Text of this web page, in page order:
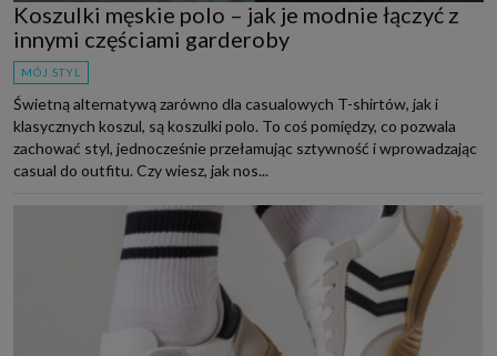
Koszulki męskie polo – jak je modnie łączyć z
innymi częściami garderoby
MÓJ STYL
Świetną alternatywą zarówno dla casualowych T-shirtów, jak i
klasycznych koszul, są koszulki polo. To coś pomiędzy, co pozwala
zachować styl, jednocześnie przełamując sztywność i wprowadzając
casual do outfitu. Czy wiesz, jak nos...